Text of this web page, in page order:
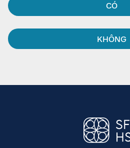
CÓ​​
KHÔNG​​